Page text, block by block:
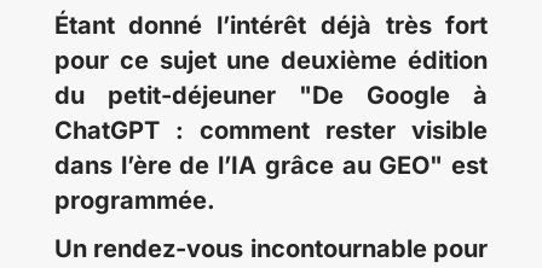
Étant donné l’intérêt déjà très fort
pour ce sujet une deuxième édition
du petit-déjeuner "De Google à
ChatGPT : comment rester visible
dans l’ère de l’IA grâce au GEO" est
programmée.
Un rendez-vous incontournable pour